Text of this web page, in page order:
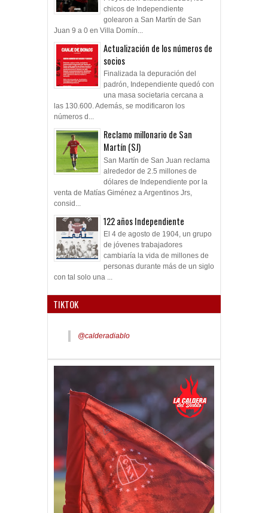
chicos de Independiente
golearon a San Martín de San
Juan 9 a 0 en Villa Domín...
Actualización de los números de
socios
Finalizada la depuración del
padrón, Independiente quedó con
una masa societaria cercana a
las 130.600. Además, se modificaron los
números d...
Reclamo millonario de San
Martín (SJ)
San Martín de San Juan reclama
alrededor de 2.5 millones de
dólares de Independiente por la
venta de Matías Giménez a Argentinos Jrs,
consid...
122 años Independiente
El 4 de agosto de 1904, un grupo
de jóvenes trabajadores
cambiaría la vida de millones de
personas durante más de un siglo
con tal solo una ...
TIKTOK
@calderadiablo